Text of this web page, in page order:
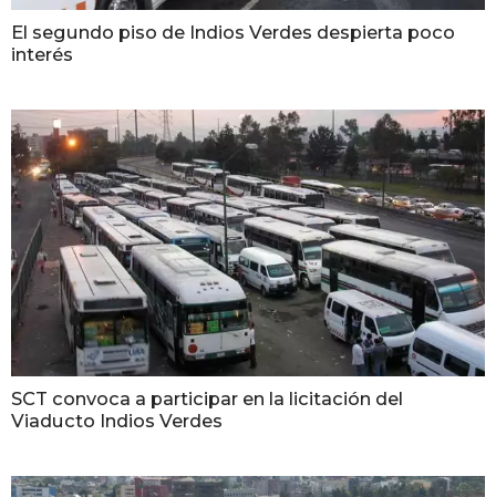
El segundo piso de Indios Verdes despierta poco
interés
SCT convoca a participar en la licitación del
Viaducto Indios Verdes